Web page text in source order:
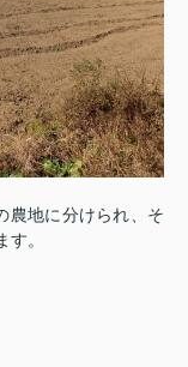
農地に分けられ、そ
。